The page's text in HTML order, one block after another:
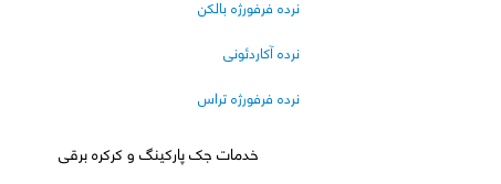
نرده فرفورژه بالکن
نرده آکاردئونی
نرده فرفورژه تراس
خدمات جک پارکینگ و کرکره برقی